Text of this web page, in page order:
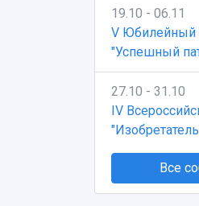
19.10 - 06.11
V Юбилейный
"Успешный
27.10 - 31.10
IV
Все